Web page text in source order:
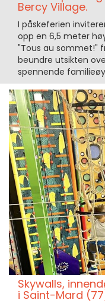
Bercy Village.
I påskeferien
opp en 6,5 meter
"Tous au sommet!"
beundre utsikten
spennende
Skywalls,
i Saint-Mard